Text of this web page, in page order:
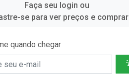
Faça seu login ou
se para ver preços e comprar
quando chegar